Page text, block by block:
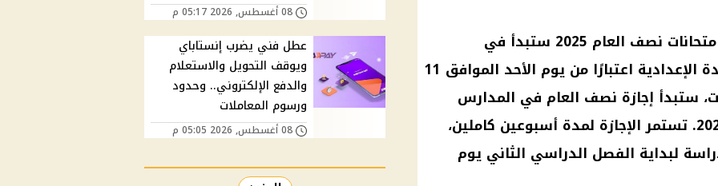
أعلنت وزارة التربية والتعليم أن امتحانات نصف العام 2025 ستبدأ في
المدارس لصفوف النقل والشهادة الإعدادية اعتبارًا من يوم الأحد الموافق 11
ستبدأ إجازة نصف العام في المدارس
والجامعات يوم السبت 25 يناير 2025. تستمر الإجازة لمدة أسبوعين كاملين،
لبداية الفصل الدراسي الثاني يوم
08 أغسطس, 2026 05:17 م
عطل فني يضرب إنستاباي
ويوقف التحويل والاستعلام
والدفع الإلكتروني.. وحدود
ورسوم المعاملات
08 أغسطس, 2026 05:05 م